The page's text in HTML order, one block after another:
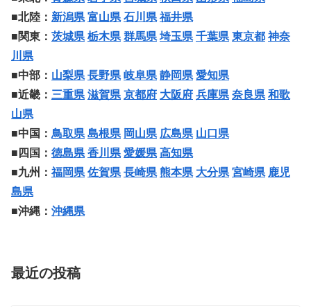
■北陸： 新潟県 富山県 石川県 福井県
■関東： 茨城県 栃木県 群馬県 埼玉県 千葉県 東京都 神奈
川県
■中部： 山梨県 長野県 岐阜県 静岡県 愛知県
■近畿： 三重県 滋賀県 京都府 大阪府 兵庫県 奈良県 和歌
山県
■中国： 鳥取県 島根県 岡山県 広島県 山口県
■四国： 徳島県 香川県 愛媛県 高知県
■九州： 福岡県 佐賀県 長崎県 熊本県 大分県 宮崎県 鹿児
島県
■沖縄： 沖縄県
最近の投稿